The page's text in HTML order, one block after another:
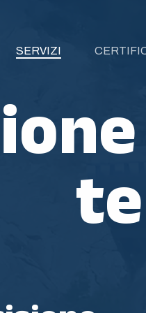
SERVIZI